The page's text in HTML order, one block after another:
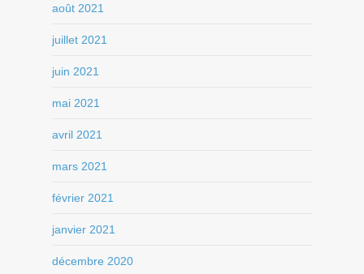
août 2021
juillet 2021
juin 2021
mai 2021
avril 2021
mars 2021
février 2021
janvier 2021
décembre 2020